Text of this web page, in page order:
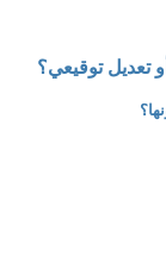
تعديل توقيعي؟